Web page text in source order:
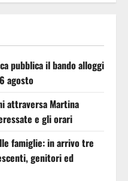
pubblica il bando alloggi
agosto
attraversa Martina
e gli orari
famiglie: in arrivo tre
genitori ed